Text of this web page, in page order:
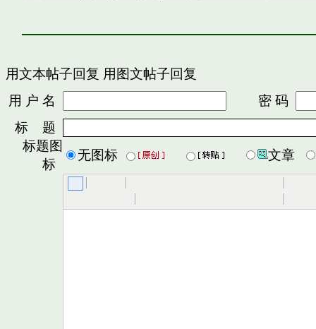
用文本帖子回复 用图文帖子回复
用 户 名
密 码
标 题
标题图
标
无图标 文章